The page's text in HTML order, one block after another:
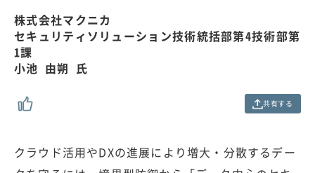
株式会社マクニカ
セキュリティソリューション技術統括部第4技術部第
1課
小池 由朔 氏
共有する
クラウド活用やDXの進展により増大・分散するデー